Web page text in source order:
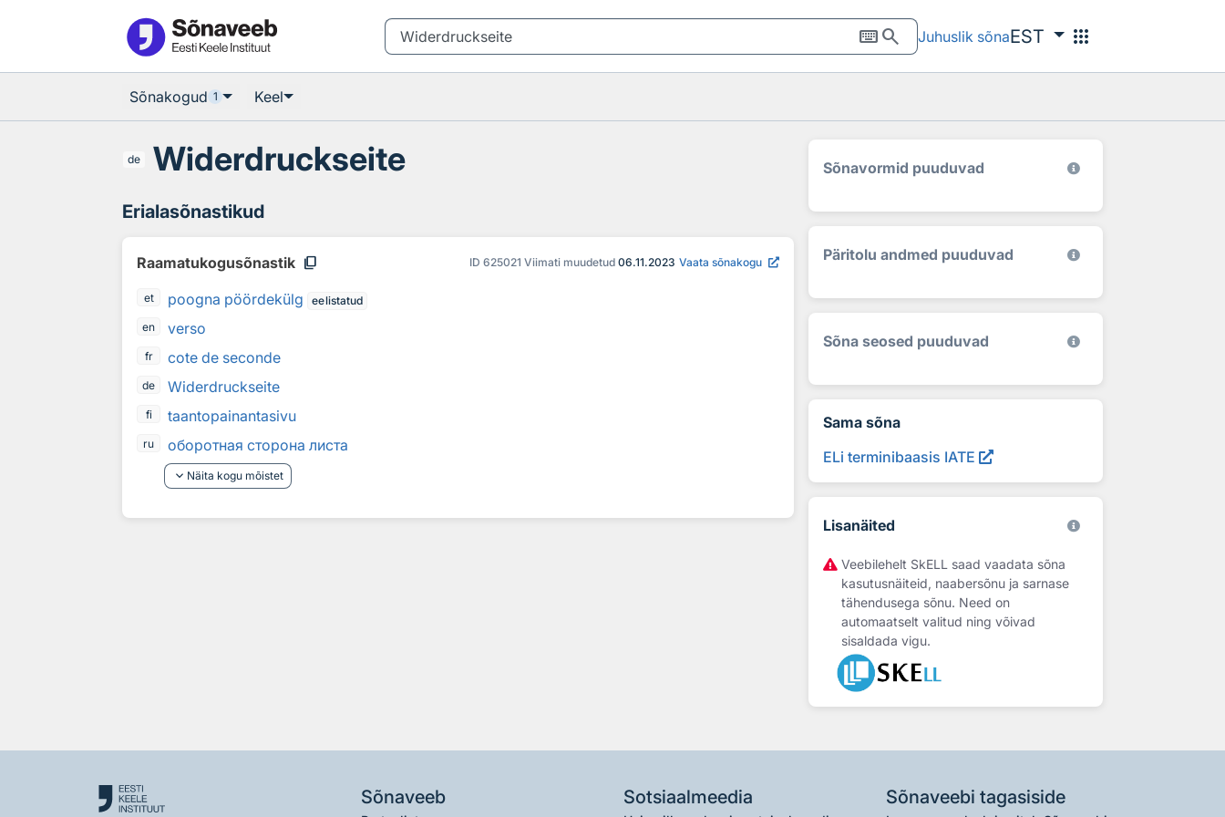
keyboardsearch Juhuslik sõnaEST apps
Sõnakogud 1 Keel
de Widerdruckseite
Erialasõnastikud
Raamatukogusõnastik content_copy ID 625021 Viimati muudetud 06.11.2023 Vaata sõnakogu
et poogna pöördekülg
eelistatud
en
verso
fr cote de seconde
de Widerdruckseite
fi taantopainantasivu
ru
оборотная сторона листа
keyboard_arrow_down Näita kogu mõistet
Sõnavormid puuduvad
Päritolu andmed puuduvad
Sõna seosed puuduvad
Sama sõna
ELi terminibaasis IATE
Lisanäited
Veebilehelt SkELL saad vaadata sõna
kasutusnäiteid, naabersõnu ja sarnase
tähendusega sõnu. Need on
automaatselt valitud ning võivad
sisaldada vigu.
Sõnaveeb Sotsiaalmeedia Sõnaveebi tagasiside